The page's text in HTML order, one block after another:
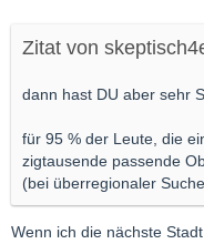
Zitat von
dann hast DU aber sehr
für 95 % der Leute, die
zigtausende passende
(bei überregionaler
Wenn ich die nächste